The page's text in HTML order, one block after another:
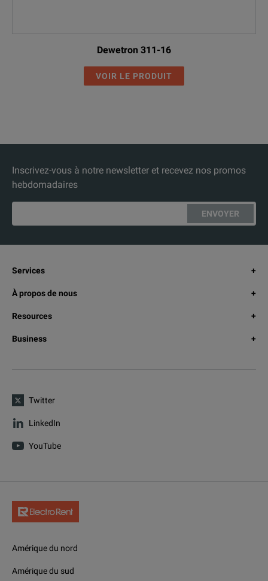
Dewetron 311-16
VOIR LE PRODUIT
Inscrivez-vous à notre newsletter et recevez nos promos
hebdomadaires
ENVOYER
Services
À propos de nous
Resources
Business
Twitter
LinkedIn
YouTube
Amérique du nord
Amérique du sud